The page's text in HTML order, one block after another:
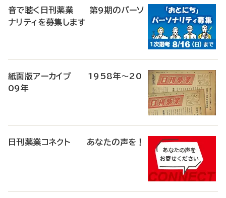
音で聴く日刊薬業 第9期のパーソ
ナリティを募集します
紙面版アーカイブ 1958年～20
09年
日刊薬業コネクト あなたの声を！